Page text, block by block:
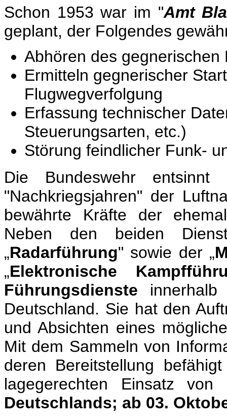
Schon 1953 war im "Amt
geplant, der Folgendes
Abhören des gegnerischen
Ermitteln gegnerischer
Flugwegverfolgung
Erfassung technischer
Steuerungsarten, etc.)
Störung feindlicher Funk-
Die Bundeswehr
"Nachkriegsjahren" der
bewährte Kräfte der
Neben den beiden
„Radarführung" sowie der „
„Elektronische
Führungsdienste innerhalb
Deutschland. Sie hat den
und Absichten eines
Mit dem Sammeln von
deren Bereitstellung
lagegerechten Einsatz
Deutschlands; ab 03.